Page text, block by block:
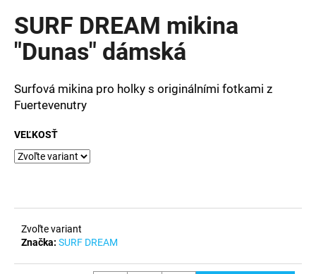
produktu
je
1,0
hviezdičiek.
SURF DREAM mikina
"Dunas" dámská
Surfová mikina pro holky s originálními fotkami z
Fuertevenutry
VEĽKOSŤ
Zvoľte variant
Značka: SURF DREAM
HĽADAŤ
O
p
o
r
a
m
e